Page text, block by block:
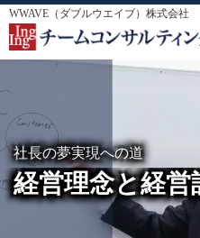
WWAVE（ダブルウエイブ）株式会社
社長の夢実現への道
経営理念と経